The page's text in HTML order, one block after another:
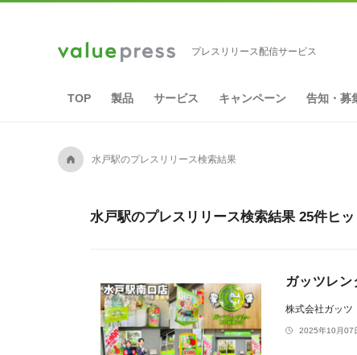
プレスリリース配信サービス
TOP 製品 サービス キャンペーン 告知・募
A 水戸駅のプレスリリース検索結果
水戸駅のプレスリリース検索結果 25件ヒッ
ガッツレン
株式会社ガッツ
2025年10月07